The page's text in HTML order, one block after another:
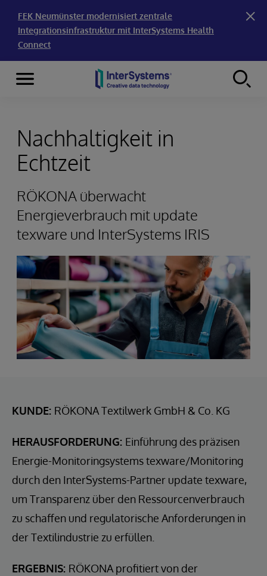
FEK Neumünster modernisiert zentrale
Integrationsinfrastruktur mit InterSystems Health
Connect
Skip to content
Menu
Nachhaltigkeit in
Echtzeit
RÖKONA überwacht
Energieverbrauch mit update
texware und InterSystems IRIS
KUNDE: RÖKONA Textilwerk GmbH & Co. KG
HERAUSFORDERUNG: Einführung des präzisen
Energie-Monitoringsystems texware/Monitoring
durch den InterSystems-Partner update texware,
um Transparenz über den Ressourcenverbrauch
zu schaffen und regulatorische Anforderungen in
der Textilindustrie zu erfüllen.
ERGEBNIS: RÖKONA profitiert von der